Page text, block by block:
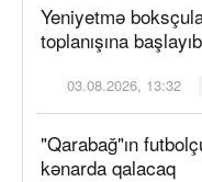
Yeniyetmə
toplanışına başlayıb
03.08.2026, 13:32
"Qarabağ"ın
kənarda qalacaq